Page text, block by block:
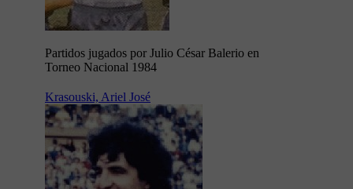
Partidos jugados por Julio César Balerio en
Torneo Nacional 1984
Krasouski, Ariel José